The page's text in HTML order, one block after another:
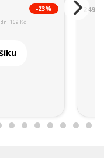
-23%
169 Kč
249